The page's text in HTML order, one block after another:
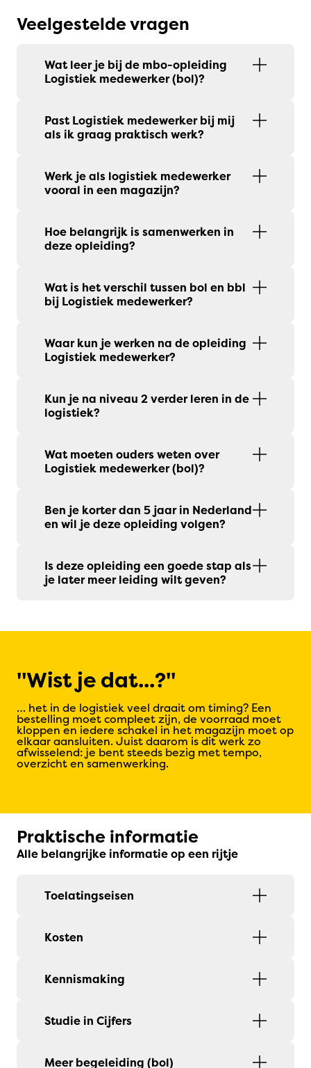
Veelgestelde vragen
Wat leer je bij de mbo-opleiding
Logistiek medewerker (bol)?
Past Logistiek medewerker bij mij
als ik graag praktisch werk?
Werk je als logistiek medewerker
vooral in een magazijn?
Hoe belangrijk is samenwerken in
deze opleiding?
Wat is het verschil tussen bol en bbl
bij Logistiek medewerker?
Waar kun je werken na de opleiding
Logistiek medewerker?
Kun je na niveau 2 verder leren in de
logistiek?
Wat moeten ouders weten over
Logistiek medewerker (bol)?
Ben je korter dan 5 jaar in Nederland
en wil je deze opleiding volgen?
Is deze opleiding een goede stap als
je later meer leiding wilt geven?
Wist je dat...?
… het in de logistiek veel draait om timing? Een
bestelling moet compleet zijn, de voorraad moet
kloppen en iedere schakel in het magazijn moet op
elkaar aansluiten. Juist daarom is dit werk zo
afwisselend: je bent steeds bezig met tempo,
overzicht en samenwerking.
Praktische informatie
Alle belangrijke informatie op een rijtje
Toelatingseisen
Kosten
Kennismaking
Studie in Cijfers
Meer begeleiding (bol)